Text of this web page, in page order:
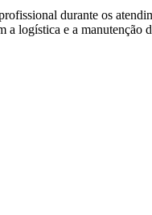
durante os
a logística e a manutenção